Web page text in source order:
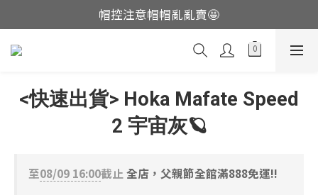
這裡現貨不用等👟
帽控注意帽帽亂亂賣🤩
這裡現貨不用等👟
<快速出貨> Hoka Mafate Speed
2 宇宙灰🪐
至08/09 16:00截止 全店，父親節全館滿888免運!!